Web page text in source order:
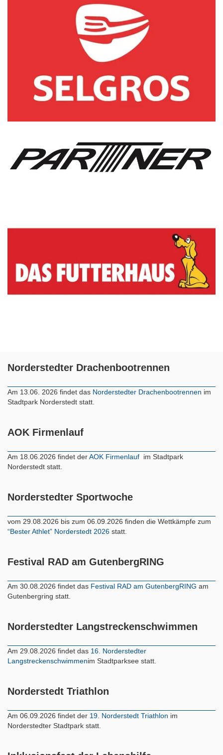
Norderstedter Drachenbootrennen
Am 13.06. 2026 findet das Norderstedter Drachenbootrennen im
Stadtpark Norderstedt statt.
AOK Firmenlauf
Am 18.06.2026 findet derAOK Firmenlauf im Stadtpark
Norderstedt statt.
Norderstedter Sportwoche
vom 29.08.2026 bis zum 06.09.2026 finden die Wettkämpfe zum
“Bester Athlet” Norderstedt 2026 statt.
Festival RAD am GutenbergRING
Am 30.08.2026 findet das Festival RAD am GutenbergRING am
Gutenbergring statt.
Norderstedter Langstreckenschwimmen
Am 29.08.2026 findet das 16. Norderstedter
Langstreckenschwimmenim Stadtparksee statt.
Norderstedt Triathlon
Am 06.09.2026 findet der 19. Norderstedt Triathlon im
Norderstedter Stadtpark statt.